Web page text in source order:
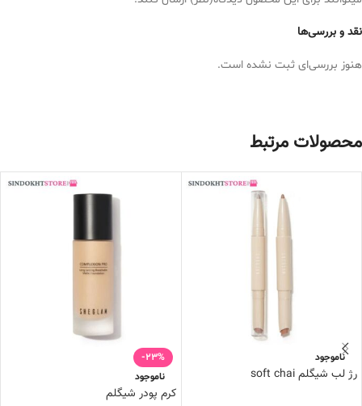
نقد و بررسی‌ها
هنوز بررسی‌ای ثبت نشده است.
محصولات مرتبط
ناموجود
رژ لب شیگلم soft chai
-23%
ناموجود
کرم پودر شیگلم